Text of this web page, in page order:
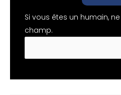
Si vous êtes un humain,
champ.